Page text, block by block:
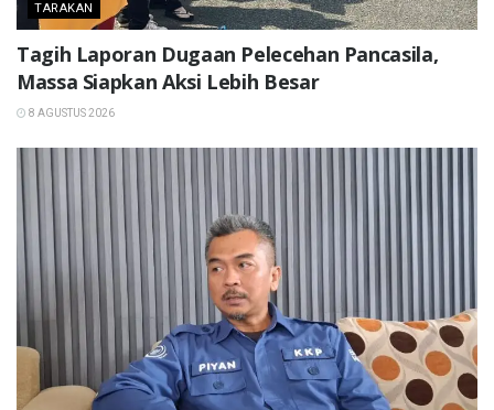
TARAKAN
Tagih Laporan Dugaan Pelecehan Pancasila,
Massa Siapkan Aksi Lebih Besar
8 AGUSTUS 2026